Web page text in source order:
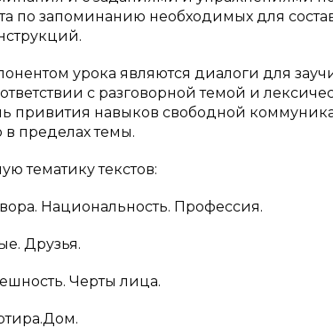
по запоминанию необходимых для
урока являются диалоги для
с разговорной темой и
привития навыков свободной
пределах темы.
тематику текстов:
Национальность. Профессия.
Друзья.
Черты лица.